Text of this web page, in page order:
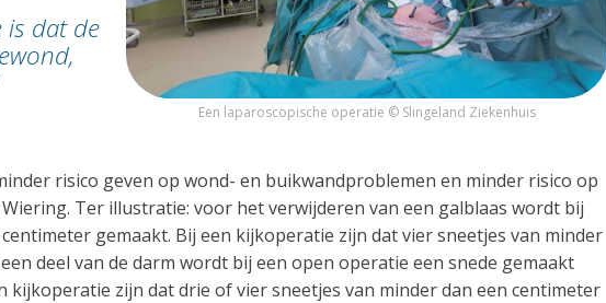
is dat de
Een laparoscopische operatie © Slingeland Ziekenhuis
risico geven op wond- en buikwandproblemen en minder risico op
Ter illustratie: voor het verwijderen van een galblaas wordt bij
gemaakt. Bij een kijkoperatie zijn dat vier sneetjes van minder
deel van de darm wordt bij een open operatie een snede gemaakt
zijn dat drie of vier sneetjes van minder dan een centimeter